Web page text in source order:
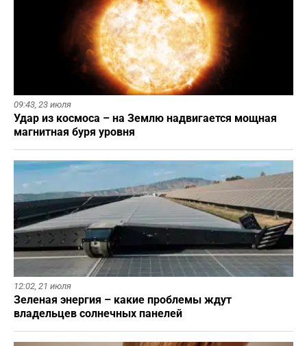
09:43, 23 июля
Удар из космоса – на Землю надвигается мощная
магнитная буря уровня
12:02, 21 июля
Зеленая энергия – какие проблемы ждут
владельцев солнечных панелей